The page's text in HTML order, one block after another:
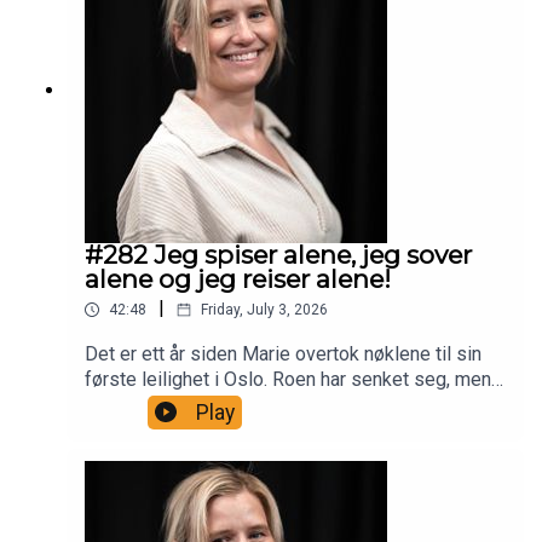
#282 Jeg spiser alene, jeg sover
alene og jeg reiser alene!
42:48 Friday, July 3, 2026
Det er ett år siden Marie overtok nøklene til sin
første leilighet i Oslo. Roen har senket seg, men
hun føler seg litt nedstemt. Hun flyttet tross alt
fra livet sitt etter 12 år i Trondheim. Er dette helt
normale følelser, eller ligger det noe dypere bak?
Marie har også vært på en ny solotur. Denne
gangen gikk turen til Portugal. Hun fikk surfet og
badet – men fikk hun flørtet? Og hvordan var det
Play